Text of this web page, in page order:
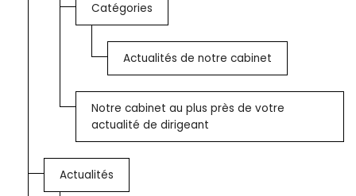
Catégories
Actualités de notre cabinet
Notre cabinet au plus près de votre
actualité de dirigeant
Actualités